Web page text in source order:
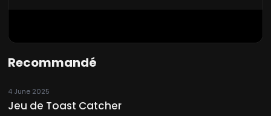
Recommandé
4 June 2025
Jeu de Toast Catcher